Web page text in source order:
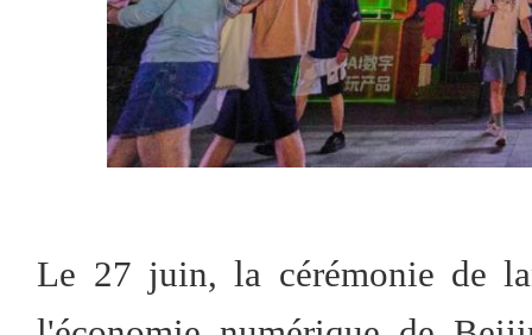
Le 27 juin, la cérémonie de